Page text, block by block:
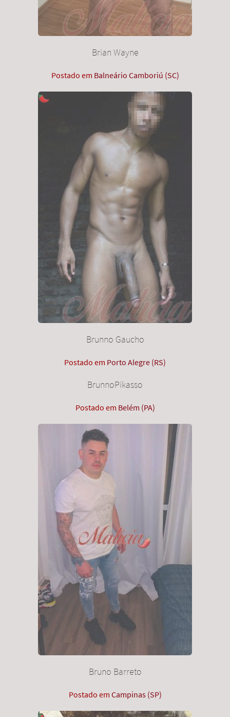
Brian Wayne
Postado em Balneário Camboriú (SC)
Brunno Gaucho
Postado em Porto Alegre (RS)
BrunnoPikasso
Postado em Belém (PA)
Bruno Barreto
Postado em Campinas (SP)